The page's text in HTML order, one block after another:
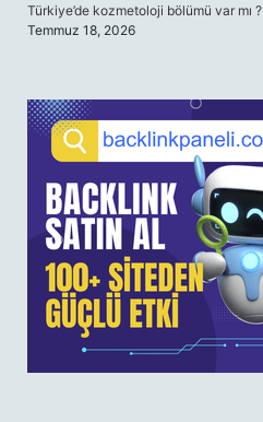
Türkiye’de kozmetoloji bölümü var mı ?
Temmuz 18, 2026